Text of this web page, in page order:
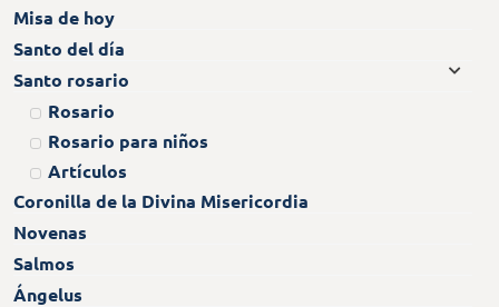
Misa de hoy
Santo del día
Santo rosario
Rosario
Rosario para niños
Artículos
Coronilla de la Divina Misericordia
Novenas
Salmos
Ángelus